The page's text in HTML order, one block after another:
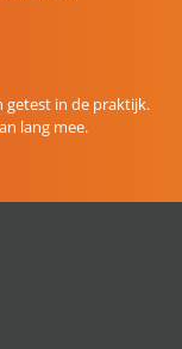
getest in de praktijk.
lang mee.